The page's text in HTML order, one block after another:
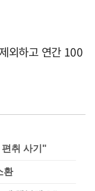
외하고 연간 100
편취 사기"
환